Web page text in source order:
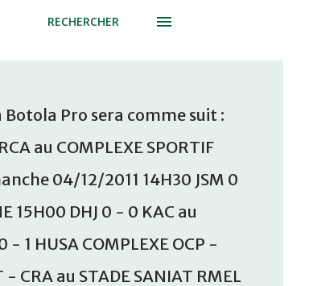
RECHERCHER
Pro sera comme suit :
au COMPLEXE SPORTIF
04/12/2011 14H30 JSM 0
15H00 DHJ 0 - 0 KAC au
- 1 HUSA COMPLEXE OCP -
CRA au STADE SANIAT RMEL